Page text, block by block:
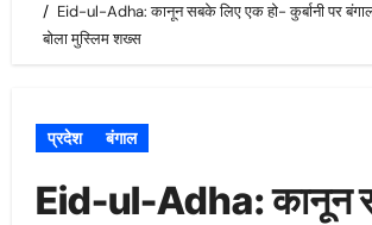
Eid-ul-Adha: कानून सबके लिए एक हो- कुर्बानी पर
बोला मुस्लिम शख्स
प्रदेश बंगाल
Eid-ul-Adha: कानून